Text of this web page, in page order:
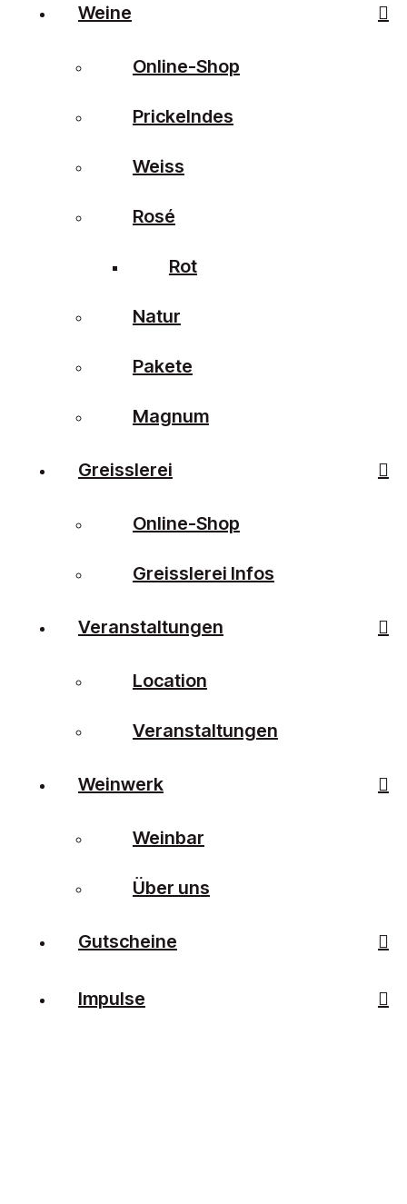
Weine
Online-Shop
Prickelndes
Weiss
Rosé
Rot
Natur
Pakete
Magnum
Greisslerei
Online-Shop
Greisslerei Infos
Veranstaltungen
Location
Veranstaltungen
Weinwerk
Weinbar
Über uns
Gutscheine
Impulse